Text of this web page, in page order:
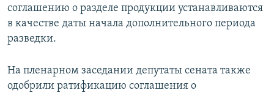
соглашению о разделе продукции устанавливаются
в качестве даты начала дополнительного периода
разведки.
На пленарном заседании депутаты сената также
одобрили ратификацию соглашения о